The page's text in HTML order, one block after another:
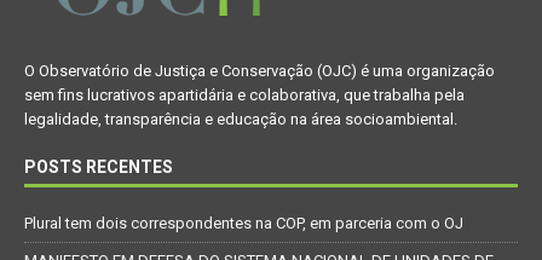
O Observatório de Justiça e Conservação (OJC) é uma organização
sem fins lucrativos apartidária e colaborativa, que trabalha pela
legalidade, transparência e educação na área socioambiental.
POSTS RECENTES
Plural tem dois correspondentes na COP, em parceria com o OJ